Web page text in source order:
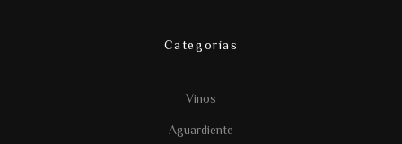
Categorías
Vinos
Aguardiente